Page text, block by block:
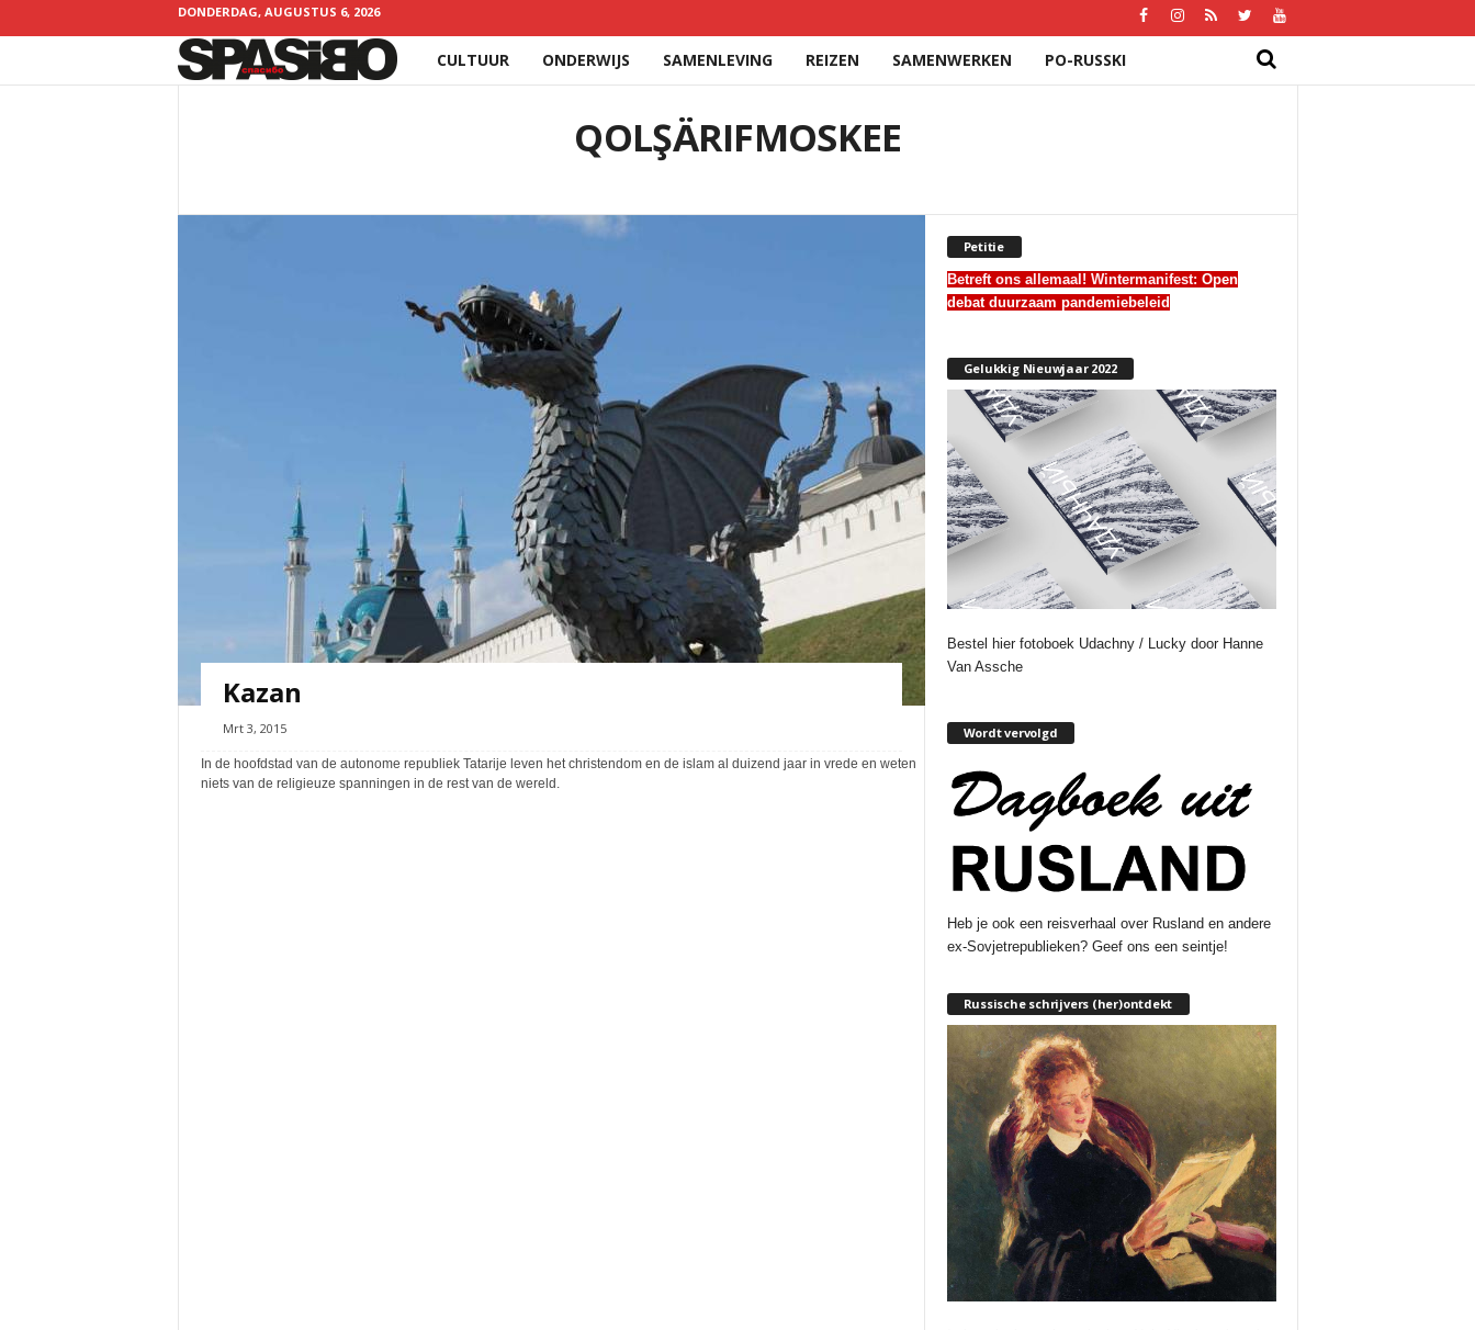
DONDERDAG, AUGUSTUS 6, 2026
Spasibo
CULTUUR ONDERWIJS SAMENLEVING REIZEN SAMENWERKEN PO-RUSSKI
QOLŞÄRIFMOSKEE
Kazan
Mrt 3, 2015
In de hoofdstad van de autonome republiek Tatarije leven het christendom en de islam al duizend jaar in vrede en weten
niets van de religieuze spanningen in de rest van de wereld.
Petitie
Betreft ons allemaal! Wintermanifest: Open
debat duurzaam pandemiebeleid
Gelukkig Nieuwjaar 2022
Bestel hier fotoboek Udachny / Lucky door Hanne
Van Assche
Wordt vervolgd
Heb je ook een reisverhaal over Rusland en andere
ex-Sovjetrepublieken? Geef ons een seintje!
Russische schrijvers (her)ontdekt